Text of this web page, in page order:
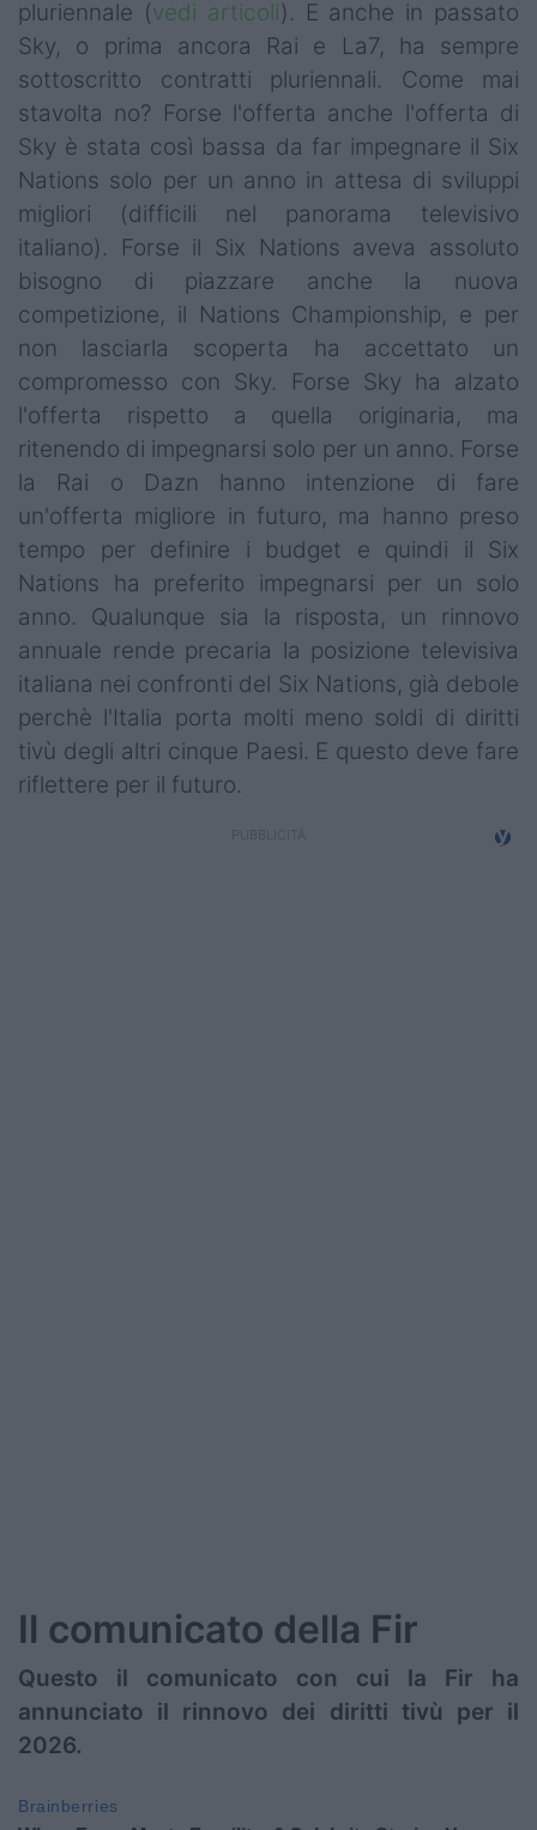
pluriennale (vedi articoli). E anche in passato
Sky, o prima ancora Rai e La7, ha sempre
sottoscritto contratti pluriennali. Come mai
stavolta no? Forse l'offerta anche l'offerta di
Sky è stata così bassa da far impegnare il Six
Nations solo per un anno in attesa di sviluppi
migliori (difficili nel panorama televisivo
italiano). Forse il Six Nations aveva assoluto
bisogno di piazzare anche la nuova
competizione, il Nations Championship, e per
non lasciarla scoperta ha accettato un
compromesso con Sky. Forse Sky ha alzato
l'offerta rispetto a quella originaria, ma
ritenendo di impegnarsi solo per un anno. Forse
la Rai o Dazn hanno intenzione di fare
un'offerta migliore in futuro, ma hanno preso
tempo per definire i budget e quindi il Six
Nations ha preferito impegnarsi per un solo
anno. Qualunque sia la risposta, un rinnovo
annuale rende precaria la posizione televisiva
italiana nei confronti del Six Nations, già debole
perchè l'Italia porta molti meno soldi di diritti
tivù degli altri cinque Paesi. E questo deve fare
riflettere per il futuro.
Il comunicato della Fir
Questo il comunicato con cui la Fir ha
annunciato il rinnovo dei diritti tivù per il
2026.